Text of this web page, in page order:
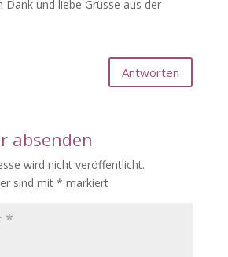
Dank und liebe Grüsse aus der
Antworten
absenden
wird nicht veröffentlicht.
sind mit * markiert